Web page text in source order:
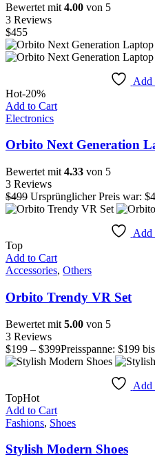
Bewertet mit 4.00 von 5
3 Reviews
$455
Add
Hot-20%
Add to Cart
Electronics
Orbito Next Generation
Bewertet mit 4.33 von 5
3 Reviews
$499 Ursprünglicher Preis war:
Add
Top
Add to Cart
Accessories, Others
Orbito Trendy VR Set
Bewertet mit 5.00 von 5
3 Reviews
$199 – $399Preisspanne: $199
Add
TopHot
Add to Cart
Fashions, Shoes
Stylish Modern Shoes